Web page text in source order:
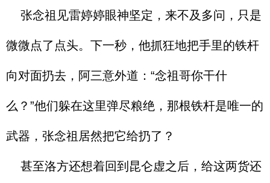
张念祖见雷婷婷眼神坚定，来不及多问，只是
微微点了点头。下一秒，他抓狂地把手里的铁杆
向对面扔去，阿三意外道：“念祖哥你干什
么？”他们躲在这里弹尽粮绝，那根铁杆是唯一的
武器，张念祖居然把它给扔了？
甚至洛方还想着回到昆仑虚之后，给这两货还